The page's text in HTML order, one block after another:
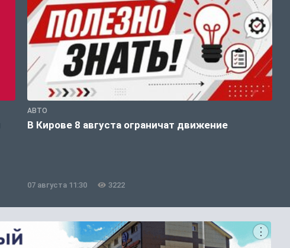
АВТО
В Кирове 8 августа ограничат движение
07 августа 11:30 3222